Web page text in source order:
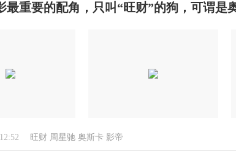
最重要的配角，只叫“旺财”的狗，可谓是
旺财 周星驰 奥斯卡 影帝